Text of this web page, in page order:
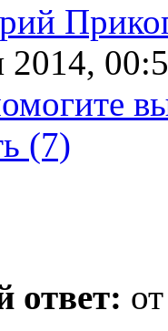
2014,
(7)
ответ: от